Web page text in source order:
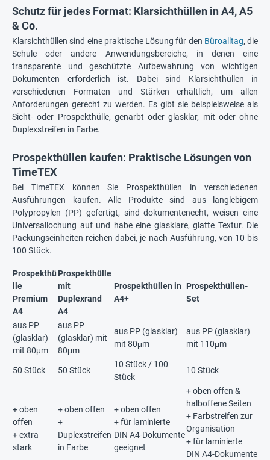
Schutz für jedes Format: Klarsichthüllen in A4, A5
& Co.
Klarsichthüllen sind eine praktische Lösung für den Büroalltag, die
Schule oder andere Anwendungsbereiche, in denen eine
transparente und geschützte Aufbewahrung von wichtigen
Dokumenten erforderlich ist. Dabei sind Klarsichthüllen in
verschiedenen Formaten und Stärken erhältlich, um allen
Anforderungen gerecht zu werden. Es gibt sie beispielsweise als
Sicht- oder Prospekthülle, genarbt oder glasklar, mit oder ohne
Duplexstreifen in Farbe.
Prospekthüllen kaufen: Praktische Lösungen von
TimeTEX
Bei TimeTEX können Sie Prospekthüllen in verschiedenen
Ausführungen kaufen. Alle Produkte sind aus langlebigem
Polypropylen (PP) gefertigt, sind dokumentenecht, weisen eine
Universallochung auf und habe eine glasklare, glatte Textur. Die
Packungseinheiten reichen dabei, je nach Ausführung, von 10 bis
100 Stück.
Prospekthü
lle
Premium
A4
Prospekthülle
mit
Duplexrand
A4
Prospekthüllen in
A4+
Prospekthüllen-
Set
aus PP
(glasklar)
mit 80μm
aus PP
(glasklar) mit
80μm
aus PP (glasklar)
mit 80μm
aus PP (glasklar)
mit 110μm
50 Stück 50 Stück
10 Stück / 100
Stück
10 Stück
+ oben
offen
+ extra
stark
+ oben offen
+
Duplexstreifen
in Farbe
+ oben offen
+ für laminierte
DIN A4-Dokumente
geeignet
+ oben offen &
halboffene Seiten
+ Farbstreifen zur
Organisation
+ für laminierte
DIN A4-Dokumente